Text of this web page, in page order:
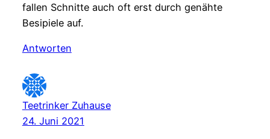
fallen Schnitte auch oft erst durch genähte
Besipiele auf.
Antworten
Teetrinker Zuhause
24. Juni 2021